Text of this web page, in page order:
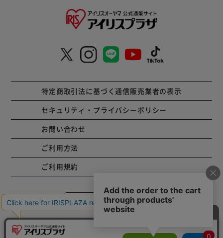
特定商取引法に基づく通信販売業者の表示
セキュリティ・プライバシーポリシー
お問い合わせ
ご利用方法
ご利用規約
コーポレートサイト